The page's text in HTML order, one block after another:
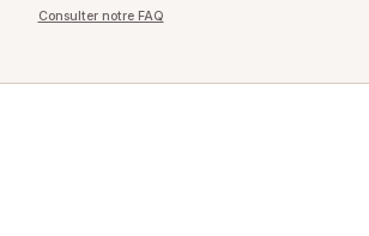
Consulter notre FAQ